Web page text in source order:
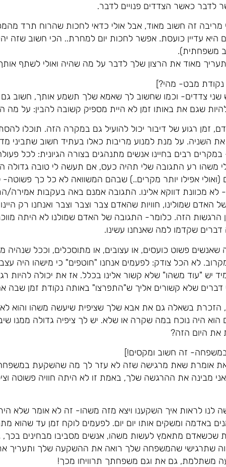
לדבר כאשר הצדדים פנויים לדבר.
מריבה זה חשוב מאוד, אבל אולי כדאי לחכות שהרוח תרד
עדיין כועסת. אפשר לחכות יום למחרת.. הכי חשוב שזה
משפחתית).
מאוד את הרצון שלך לדבר על מה שהיה ואולי לשתף
מבט- מהי?]
צדדים- וכמו שחשוב לך שאמא שלך תשמע אותך, חשוב גם
שגם את באותו זמן לא היית מספיק קשובה להבין: על מה
זמן רגוע של דיבור יכול להועיל גם במקרה הזה. תוכלו
השניה. על מנת למנוע מריבות כאלו בעתיד חשוב שתביני
במקרים רבים בחיינו אנשים מתנהגים בצורה הגיונית: לכל
משהו רע התגובה שלי תהיה כעס, אם תעשה לי טובה גדולה
אפילו יותר מקרים..) שבהם המשוואה לא כל כך
לא מכוונת דווקא אלינו. התגובה אמנם באה בעקבות
של האדם שמולינו, חוויות שהאדם צבר וצבר וצבר ואנחנו רק
הרגשות הזה. כלומר- התגובה של האדם שמולנו לא היתה
שקדמו למה שאנחנו עשינו.
שאנשים פשוט כועסים, או עצובים, או מתוסכלים, וככל שנהיה
לא הכל צודק: לפעמים אנחנו "חוטפים" כי מישהו היה
יש "עוד משהו" שלא קשור אלינו בכלל. אז את יכולה להיות
דברים שלא קשורים אליך ש"התפרצו" באותה נקודת זמן שבה
בשאלה גם את אבא שלך שציפית שיעשה משהו והוא
היה נוכח במה שקרה או שלא. יש לך ציפיה גדולה ממנו
את היום הזה?
זה חשוב ומקסים!]
אומרת שאת מרגישה שזה לא עזר לך מה שהשקעת
מבינה את ההרגשה שלך, באמת זו לא היתה חוויה פשוטה
לנו לראות איך השקענו ויצא מזה משהו- זה לא אומר שלא
באדמה ומשקים אותו יום יום. לפעמים לוקח זמן עד שהוא
שכשאדם מתאמץ לעשות משהו, אנשים מסביבו מבחינים בכך,
שתרגישי שהמשפחה שלך רואה את ההשקעה שלך ותעריך
משתלמת, גם את וגם משפחתך תרוויחו מכך!